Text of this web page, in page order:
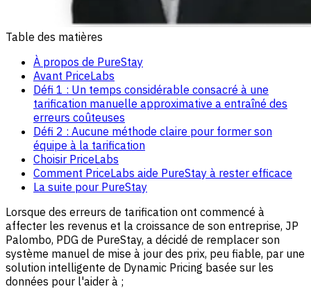
Table des matières
À propos de PureStay
Avant PriceLabs
Défi 1 : Un temps considérable consacré à une
tarification manuelle approximative a entraîné des
erreurs coûteuses
Défi 2 : Aucune méthode claire pour former son
équipe à la tarification
Choisir PriceLabs
Comment PriceLabs aide PureStay à rester efficace
La suite pour PureStay
Lorsque des erreurs de tarification ont commencé à
affecter les revenus et la croissance de son entreprise, JP
Palombo, PDG de PureStay, a décidé de remplacer son
système manuel de mise à jour des prix, peu fiable, par une
solution intelligente de Dynamic Pricing basée sur les
données pour l'aider à ;